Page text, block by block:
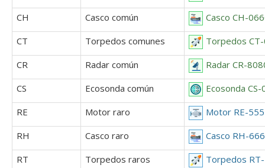
CH
Casco común
Casco CH-
CT
Torpedos comunes
Torpedos
CR
Radar común
Radar CR-
CS
Ecosonda común
Ecosonda
RE
Motor raro
Motor RE-
RH
Casco raro
Casco RH-
RT
Torpedos raros
Torpedos